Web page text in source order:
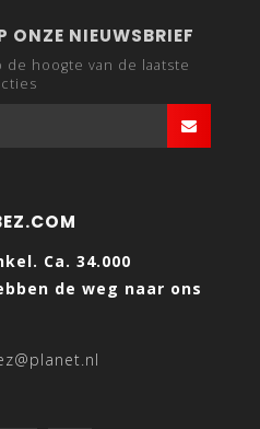
ONZE NIEUWSBRIEF
de hoogte van de laatste
Ca. 34.000
de weg naar ons